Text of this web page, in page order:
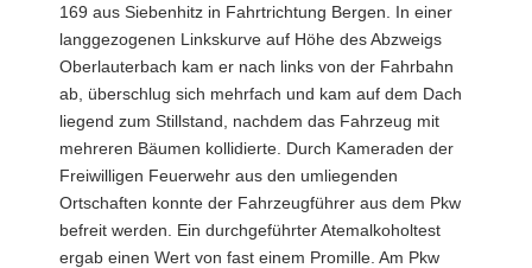
169 aus Siebenhitz in Fahrtrichtung Bergen. In einer
langgezogenen Linkskurve auf Höhe des Abzweigs
Oberlauterbach kam er nach links von der Fahrbahn
ab, überschlug sich mehrfach und kam auf dem Dach
liegend zum Stillstand, nachdem das Fahrzeug mit
mehreren Bäumen kollidierte. Durch Kameraden der
Freiwilligen Feuerwehr aus den umliegenden
Ortschaften konnte der Fahrzeugführer aus dem Pkw
befreit werden. Ein durchgeführter Atemalkoholtest
ergab einen Wert von fast einem Promille. Am Pkw